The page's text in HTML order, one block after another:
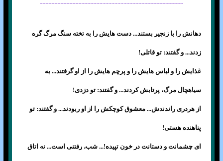
دهانش را با زنجير بستند... دست هايش را به تخته سنگ مرگ گره
زدند... و گفتند: تو قاتلی!
غذايش را و لباس هايش را و پرچم هايش را از او گرفتند... به
سياهچال مرگ، پرتابش کردند... و گفتند: تو دزدی!
از هردری راندندش... معشوق کوچکش را از او ربودند... و گفتند: تو
پناهنده هستی!
ای چشمانت و دستانت در خون تپيده!... شب، رفتنی است... نه اتاق